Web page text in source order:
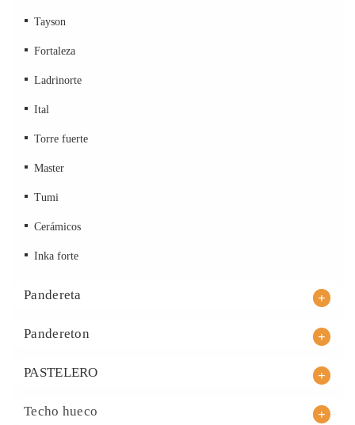
Tayson
Fortaleza
Ladrinorte
Ital
Torre fuerte
Master
Tumi
Cerámicos
Inka forte
Pandereta
Pandereton
PASTELERO
Techo hueco